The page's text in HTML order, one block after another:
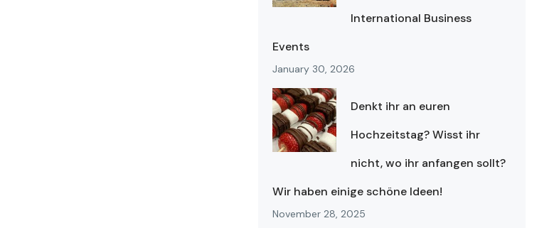
International Business
Events
January 30, 2026
Denkt ihr an euren
Hochzeitstag? Wisst ihr
nicht, wo ihr anfangen sollt?
Wir haben einige schöne Ideen!
November 28, 2025